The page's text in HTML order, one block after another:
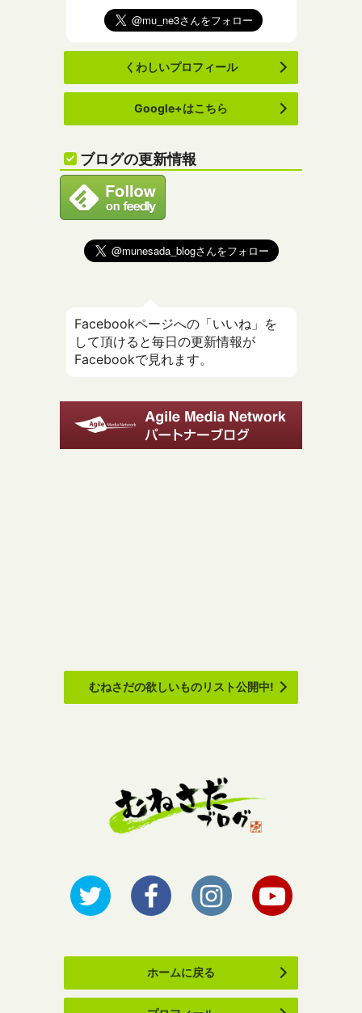
くわしいプロフィール
Google+はこちら
ブログの更新情報
Facebookページへの「いいね」を
して頂けると毎日の更新情報が
Facebookで見れます。
むねさだの欲しいものリスト公開中!
ホームに戻る